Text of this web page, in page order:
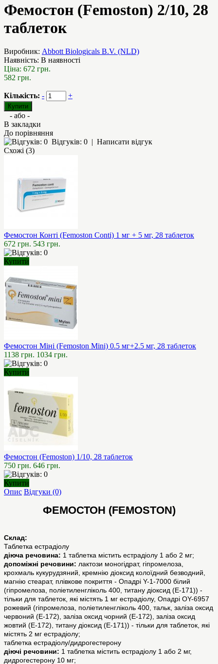
Фемостон (Femoston) 2/10, 28
таблеток
Виробник: Abbott Biologicals B.V. (NLD)
Наявність: В наявності
Ціна: 672 грн.
582 грн.
Кількість: - +
- або -
В закладки
До порівняння
Відгуків: 0 | Написати відгук
Схожі (3)
Фемостон Конті (Femoston Conti) 1 мг + 5 мг, 28 таблеток
672 грн. 543 грн.
Купити
Фемостон Міні (Femoston Mini) 0.5 мг+2.5 мг, 28 таблеток
1138 грн. 1034 грн.
Купити
Фемостон (Femoston) 1/10, 28 таблеток
750 грн. 646 грн.
Купити
Опис Відгуки (0)
ФЕМОСТОН (FEMOSTON)
Склад:
Таблетка естрадіолу
діюча речовина: 1 таблетка містить естрадіолу 1 або 2 мг;
допоміжні речовини: лактози моногідрат, гіпромелоза,
крохмаль кукурудзяний, кремнію діоксид колоїдний безводний,
магнію стеарат, плівкове покриття - Опадрі Y-1-7000 білий
(гіпромелоза, поліетиленгліколь 400, титану діоксид (Е-171)) -
тільки для таблеток, які містять 1 мг естрадіолу, Опадрі OY-6957
рожевий (гіпромелоза, поліетиленгліколь 400, тальк, заліза оксид
червоний (Е-172), заліза оксид чорний (Е-172), заліза оксид
жовтий (Е-172), титану діоксид (Е-171)) - тільки для таблеток, які
містять 2 мг естрадіолу;
таблетка естрадіолу/дидрогестерону
діючі речовини: 1 таблетка містить естрадіолу 1 або 2 мг,
дидрогестерону 10 мг;